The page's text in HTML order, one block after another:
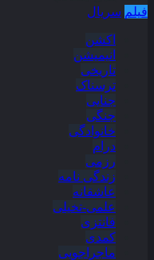
فیلم سریال
اکشن
انیمیشن
تاریخی
ترسناک
جنایی
جنگی
خانوادگی
درام
رزمی
زندگی نامه
عاشقانه
علمی-تخیلی
فانتزی
کمدی
ماجراجویی